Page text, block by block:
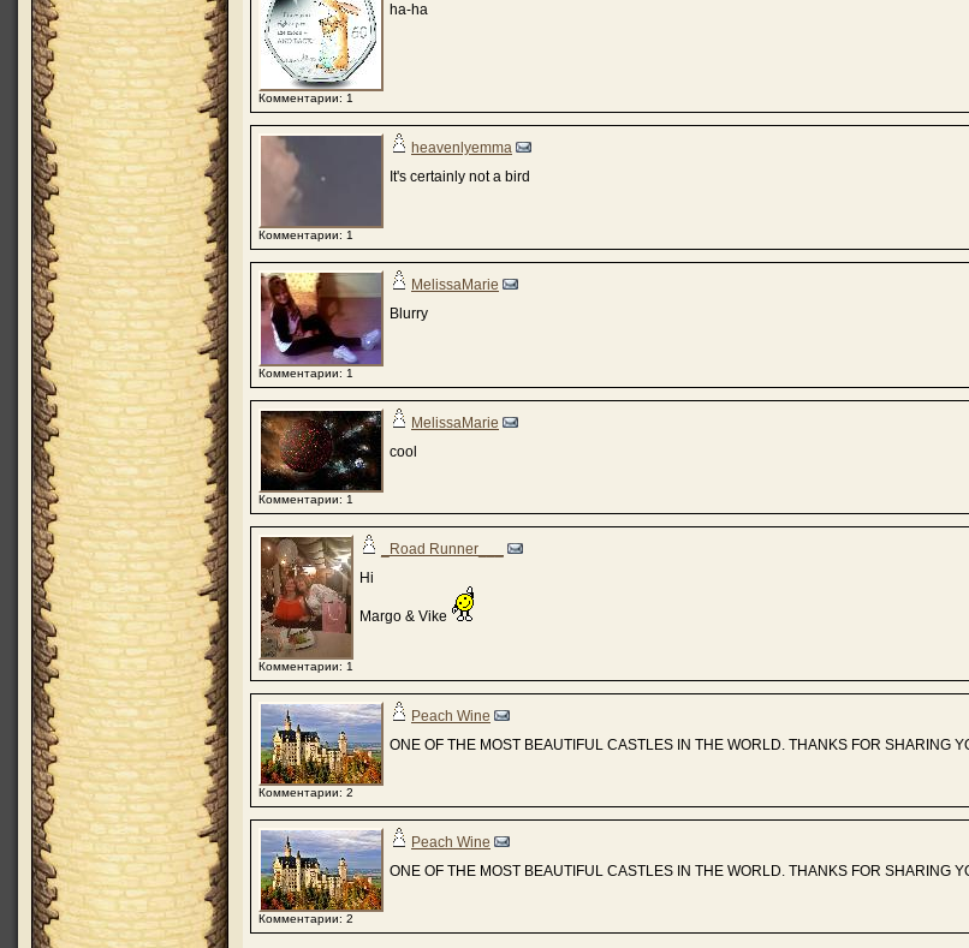
Комментарии: 1
ha-ha
Комментарии: 1
heavenlyemma
It's certainly not a bird
Комментарии: 1
MelissaMarie
Blurry
Комментарии: 1
MelissaMarie
cool
Комментарии: 1
_Road Runner___
Hi
Margo & Vike
Комментарии: 2
Peach Wine
ONE OF THE MOST BEAUTIFUL CASTLES IN THE WORLD. THANKS FOR SHARING
Комментарии: 2
Peach Wine
ONE OF THE MOST BEAUTIFUL CASTLES IN THE WORLD. THANKS FOR SHARING